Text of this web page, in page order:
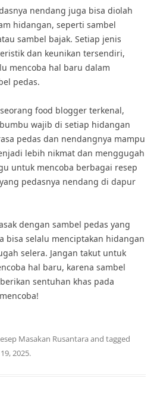
nendang juga bisa diolah
hidangan, seperti sambel
sambel bajak. Setiap jenis
dan keunikan tersendiri,
mencoba hal baru dalam
pedas.
food blogger terkenal,
wajib di setiap hidangan
pedas dan nendangnya mampu
lebih nikmat dan menggugah
untuk mencoba berbagai resep
pedasnya nendang di dapur
dengan sambel pedas yang
bisa selalu menciptakan hidangan
selera. Jangan takut untuk
hal baru, karena sambel
sentuhan khas pada
Masakan Rusantara and tagged
2025.